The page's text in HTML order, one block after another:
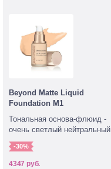
Beyond Matte Liquid
Foundation M1
Тональная основа-флюид -
очень светлый нейтральный
-30%
4347 руб.